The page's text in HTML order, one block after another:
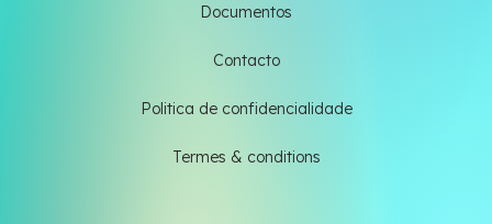
Documentos
Contacto
Politica de confidencialidade
Termes & conditions